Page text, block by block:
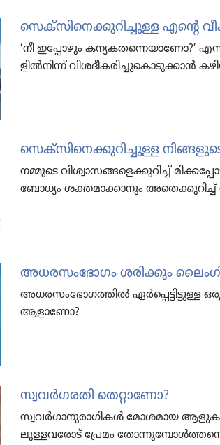
സെക്‌സി​നെ​ക്കു​റി​ച്ചുള്ള എന്റെ
‘നീ ഇപ്പോ​ഴും കന്യക​ത​ന്നെ​യാ​ണോ?’
ളിൽനിന്ന്‌ വിശദീ​ക​രി​ച്ചു​കൊ​ടു​ക്കാൻ
സെക്‌സി​നെ​ക്കു​റി​ച്ചുള്ള
നമ്മുടെ വിശ്വാ​സ​ങ്ങ​ളെ​ക്കു​റിച്ച്‌
ബോധ്യം ശക്തമാ​ക്കാ​നും
അധരസം​ഭോ​ഗം ശരിക്കും
അധരസംഭോഗത്തിൽ ഏർപ്പെട്ടിട്ടുള്ള
ആളാണോ?
സ്വവർഗ​ര​തി തെറ്റാണോ?
സ്വവർഗാ​നു​രാ​ഗി​കൾ മോശ​മാ​യ
ലു​ള്ള​വ​രോട്‌ പ്രേമം